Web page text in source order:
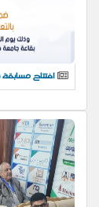
افتتاح